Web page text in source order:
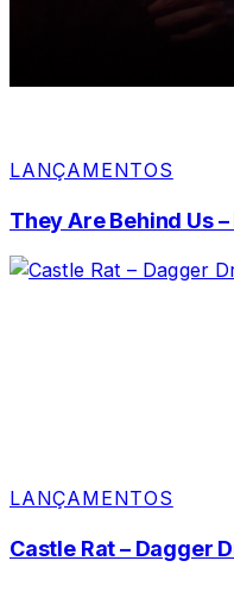
LANÇAMENTOS
They Are Behind Us
LANÇAMENTOS
Castle Rat – Dagger